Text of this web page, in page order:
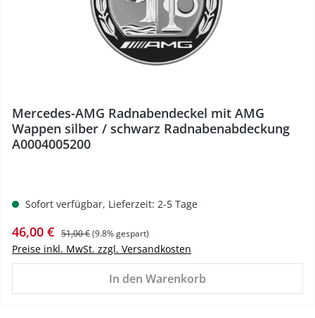
Mercedes-AMG Radnabendeckel mit AMG
Wappen silber / schwarz Radnabenabdeckung
A0004005200
Sofort verfügbar, Lieferzeit: 2-5 Tage
Verkaufspreis:
46,00 € Regulärer Preis:
51,00 €(9.8% gespart)
Preise inkl. MwSt. zzgl. Versandkosten
In den Warenkorb